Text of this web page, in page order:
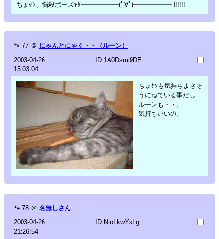
ちょﾀﾝ、悩殺ポーズｷﾀ━━━━━━(ﾟ∀ﾟ)━━━━━━ !!!!!!
🐾 77 ＠ にゃんとにゃく・・（ルーン）
2003-04-26
15:03:04
ID:1A0Dsmi9DE
ちょﾀﾝも気持ちよさそ
うにねている事だし、
ルーンも・・。
気持ちいいの。
🐾 78 ＠ 名無しさん
2003-04-26
21:26:54
ID:NroLkwYsLg